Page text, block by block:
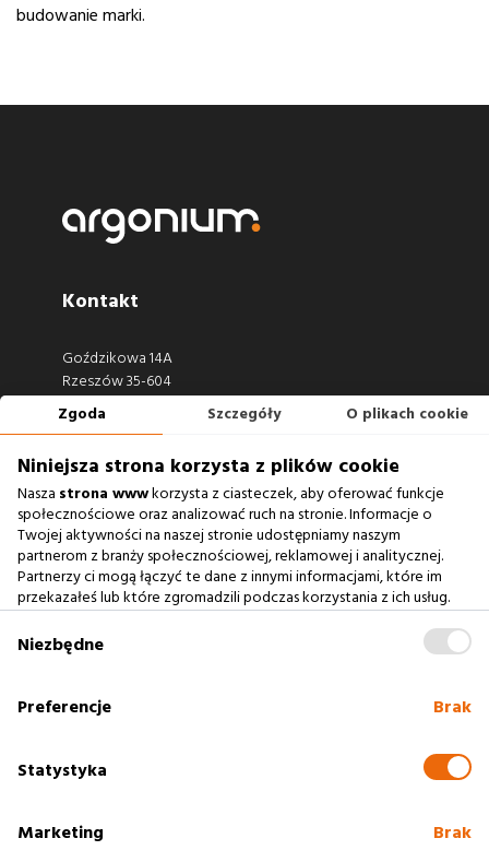
budowanie marki.
Kontakt
Goździkowa 14A
Rzeszów 35-604
Zobacz również
Agencja Interaktywna
Baza Wiedzy
Polityka cookies
Zgoda Szczegóły O plikach cookie
Niniejsza strona korzysta z plików cookie
Nasza strona wwwkorzysta z ciasteczek, aby oferować funkcje
społecznościowe oraz analizować ruch na stronie. Informacje o
Twojej aktywności na naszej stronie udostępniamy naszym
partnerom z branży społecznościowej, reklamowej i analitycznej.
Partnerzy ci mogą łączyć te dane z innymi informacjami, które im
przekazałeś lub które zgromadzili podczas korzystania z ich usług.
na prawidłowe działanie serwisu
Niezbędne
Preferencje Brak
Statystyka
Marketing Brak